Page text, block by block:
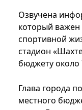
Озвучена
который важен
спортивной
стадион
бюджету около
Глава города
местного